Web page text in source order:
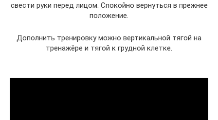
свести руки перед лицом. Спокойно вернуться в прежнее
положение.
Дополнить тренировку можно вертикальной тягой на
тренажёре и тягой к грудной клетке.